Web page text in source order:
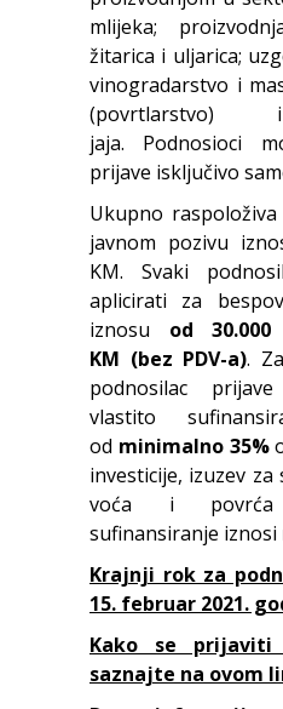
mlijeka;
žitarica i uljarica;
vinogradarstvo i
(povrtlarstvo)
jaja. Podnosioci
prijave isključivo
Ukupno
javnom pozivu
KM. Svaki
aplicirati za
iznosu od
KM (bez PDV-a).
podnosilac
vlastito
od minimalno 35%
investicije, izuzev
voća i
sufinansiranje iznosi
Krajnji rok za
15. februar 2021.
Kako se
saznajte na ovom